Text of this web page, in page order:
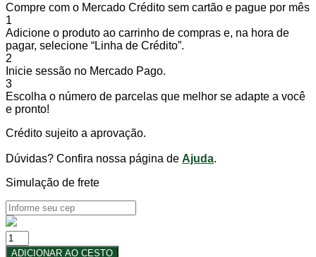
Compre com o Mercado Crédito sem cartão e pague por mês
1
Adicione o produto ao carrinho de compras e, na hora de
pagar, selecione “Linha de Crédito”.
2
Inicie sessão no Mercado Pago.
3
Escolha o número de parcelas que melhor se adapte a você
e pronto!
Crédito sujeito a aprovação.
Dúvidas? Confira nossa página de Ajuda.
Simulação de frete
AMORA
C/ISOFLAVONA
ADICIONAR AO CESTO